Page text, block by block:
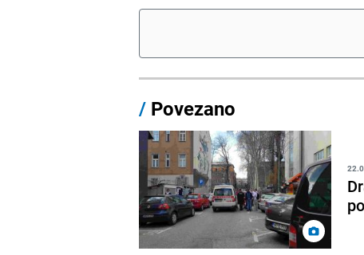
/ Povezano